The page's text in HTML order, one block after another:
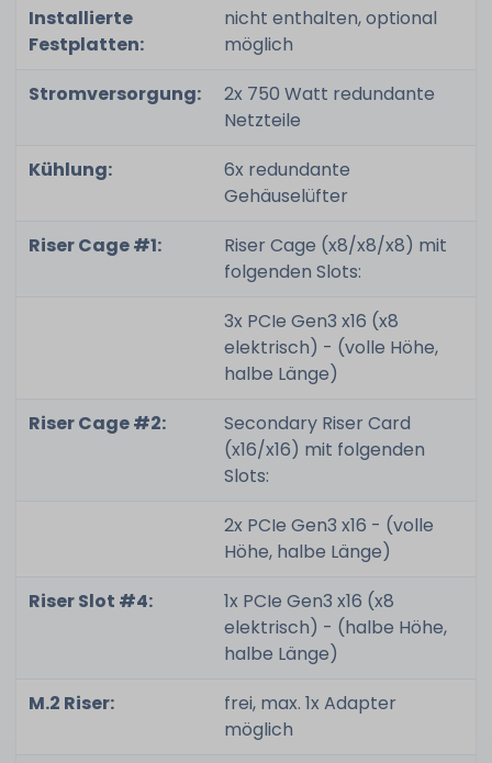
Installierte
Festplatten:
nicht enthalten, optional
möglich
Stromversorgung:
2x 750 Watt redundante
Netzteile
Kühlung:
6x redundante
Gehäuselüfter
Riser Cage #1:
Riser Cage (x8/x8/x8) mit
folgenden Slots:
3x PCIe Gen3 x16 (x8
elektrisch) - (volle Höhe,
halbe Länge)
Riser Cage #2:
Secondary Riser Card
(x16/x16) mit folgenden
Slots:
2x PCIe Gen3 x16 - (volle
Höhe, halbe Länge)
Riser Slot #4:
1x PCIe Gen3 x16 (x8
elektrisch) - (halbe Höhe,
halbe Länge)
M.2 Riser:
frei, max. 1x Adapter
möglich